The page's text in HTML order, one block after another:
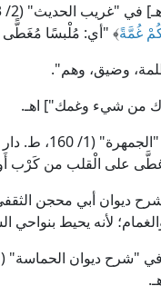
غُمَّةً﴾ "أي: مُلْبسًا مُغَطًّى
وضيق، وهم".
من شيء وغمك"] اهـ.
وقال الإمام
لأنه يحيط بنواحي